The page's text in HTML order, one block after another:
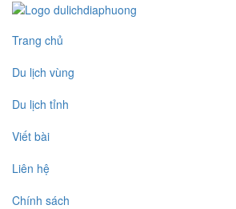
Trang chủ
Du lịch vùng
Du lịch tỉnh
Viết bài
Liên hệ
Chính sách